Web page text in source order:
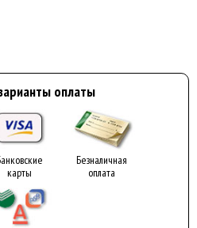
оплаты
карты
Безналичная
оплата